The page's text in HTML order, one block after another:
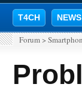
T4CH NEWS
Forum >